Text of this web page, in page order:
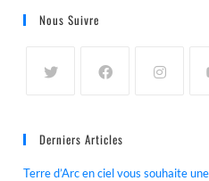
Nous Suivre
Derniers Articles
Terre d’Arc en ciel vous souhaite